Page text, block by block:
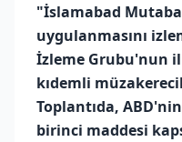
"İslamabad
uygulanmasını
İzleme Grubu'nun
kıdemli
Toplantıda,
birinci maddesi